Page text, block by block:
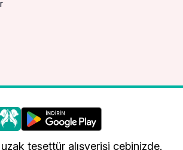
deneyimi için çerezleri
tesettür alışverişi cebinizde.